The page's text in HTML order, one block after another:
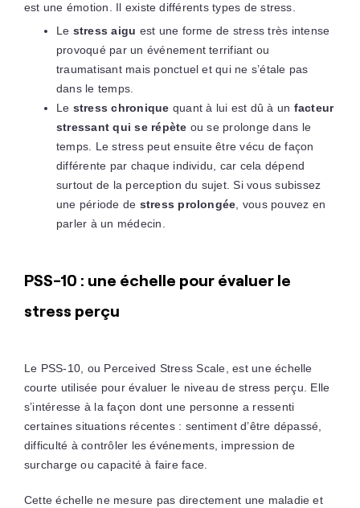
est une émotion. Il existe différents types de stress.
Le stress aigu est une forme de stress très intense
provoqué par un événement terrifiant ou
traumatisant mais ponctuel et qui ne s’étale pas
dans le temps.
Le stress chronique quant à lui est dû à un facteur
stressant qui se répète ou se prolonge dans le
temps. Le stress peut ensuite être vécu de façon
différente par chaque individu, car cela dépend
surtout de la perception du sujet. Si vous subissez
une période de stress prolongée , vous pouvez en
parler à un médecin.
PSS-10 : une échelle pour évaluer le
stress perçu
Le PSS-10, ou Perceived Stress Scale, est une échelle
courte utilisée pour évaluer le niveau de stress perçu. Elle
s’intéresse à la façon dont une personne a ressenti
certaines situations récentes : sentiment d’être dépassé,
difficulté à contrôler les événements, impression de
surcharge ou capacité à faire face.
Cette échelle ne mesure pas directement une maladie et